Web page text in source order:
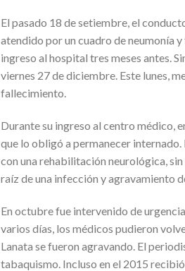
El pasado 18 de setiembre, el
atendido por un cuadro de neumonía
ingreso al hospital tres meses antes.
viernes 27 de diciembre. Este lunes,
fallecimiento.
Durante su ingreso al centro médico,
que lo obligó a permanecer
con una rehabilitación neurológica,
raíz de una infección y agravamiento
En octubre fue intervenido de
varios días, los médicos pudieron
Lanata se fueron agravando. El
tabaquismo. Incluso en el 2015